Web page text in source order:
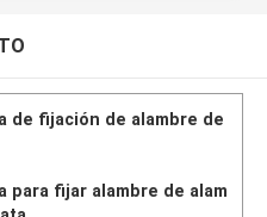
de fijación de alambre de
para fijar alambre de alam